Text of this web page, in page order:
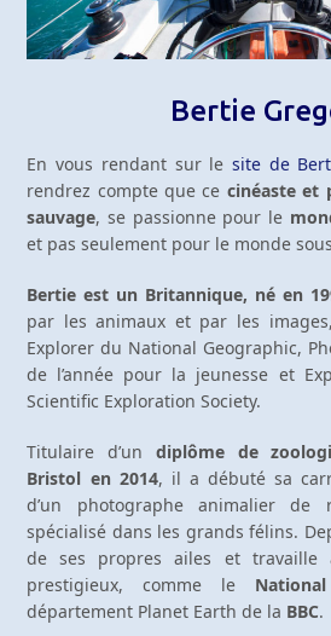
Bertie
En vous rendant sur le site de
rendrez compte que ce cinéaste et
sauvage, se passionne pour le
et pas seulement pour le monde
Bertie est un Britannique, né en
par les animaux et par les
Explorer du National Geographic,
de l’année pour la jeunesse et
Scientific Exploration Society.
Titulaire d’un diplôme de
Bristol en 2014, il a débuté sa
d’un photographe animalier de
spécialisé dans les grands félins.
de ses propres ailes et travaille
prestigieux, comme le
département Planet Earth de la BBC.